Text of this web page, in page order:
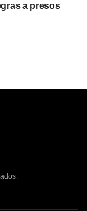
a presos